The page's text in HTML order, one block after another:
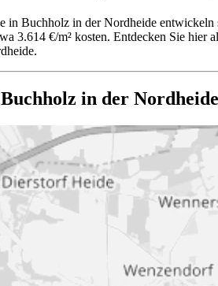
in Buchholz in der Nordheide
3.614 €/m² kosten. Entdecken Sie
in der Nordheide